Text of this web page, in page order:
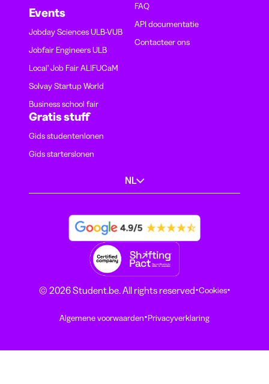
Events
Jobday Sciences ULB-VUB
Jobfair Engineers ULB
Local' Job Fair ALIFUCaM
Solvay Startup World
Business school fair
FAQ
API documentatie
Contacteer ons
Gratis stuff
Gids studentenlonen
Gids starterslonen
NL
© 2026 Student.be. All rights reserved·Cookies·
Algemene voorwaarden·Privacyverklaring